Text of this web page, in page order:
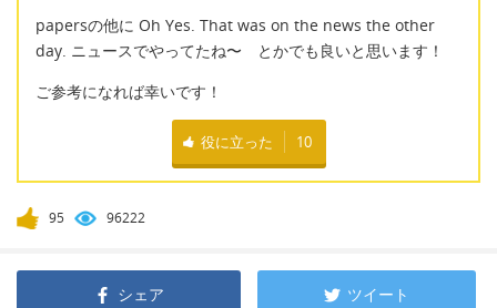
papersの他に Oh Yes. That was on the news the other
day. ニュースでやってたね〜 とかでも良いと思います！
ご参考になれば幸いです！
役に立った 10
95 96222
シェア ツイート